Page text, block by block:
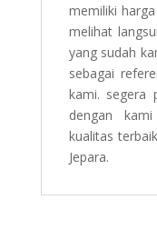
memiliki
melihat
yang sudah
sebagai
kami. segera
dengan
kualitas
Jepara.